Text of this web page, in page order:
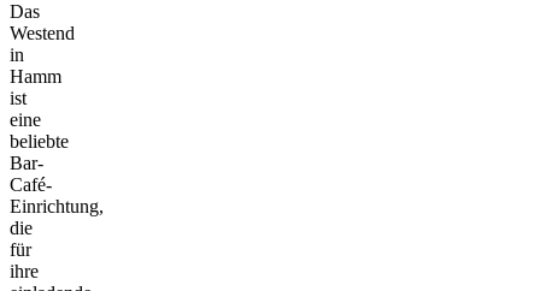
Das
Westend
in
Hamm
ist
eine
beliebte
Bar-
Café-
Einrichtung,
die
für
ihre